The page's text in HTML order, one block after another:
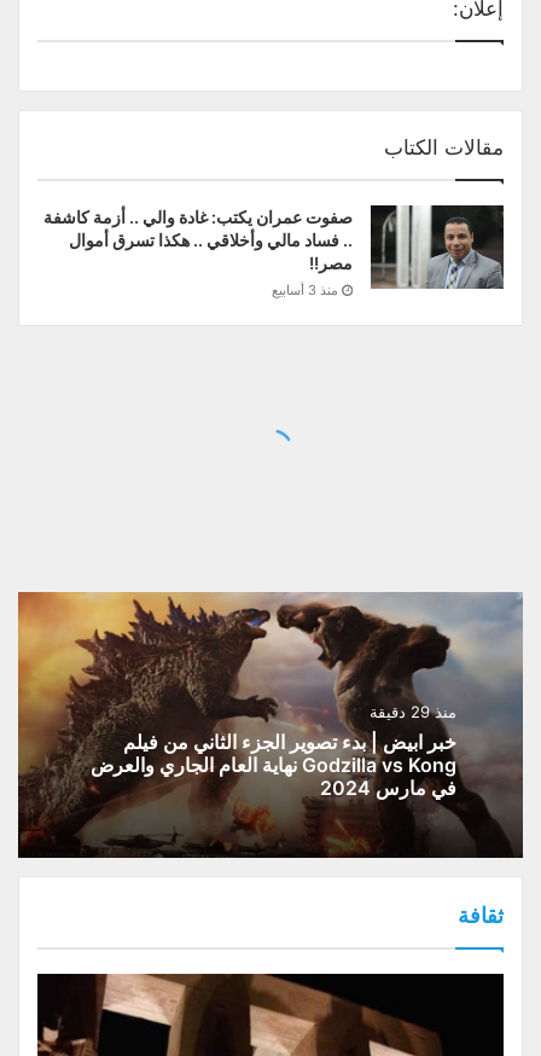
إعلان:
مقالات الكتاب
صفوت عمران يكتب: غادة والي .. أزمة كاشفة
.. فساد مالي وأخلاقي .. هكذا تسرق أموال
مصر!!
منذ 3 أسابيع
منذ 29 دقيقة
خبر ابيض | بدء تصوير الجزء الثاني من فيلم
Godzilla vs Kong نهاية العام الجاري والعرض
في مارس 2024
ثقافة